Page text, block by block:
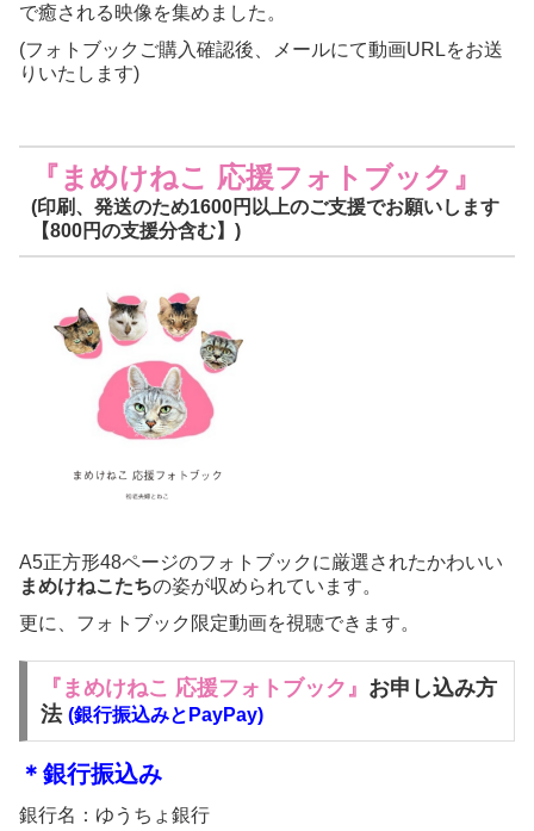
で癒される映像を集めました。
(フォトブックご購入確認後、メールにて動画URLをお送
りいたします)
『まめけねこ 応援フォトブック』
(印刷、発送のため1600円以上のご支援でお願いします
【800円の支援分含む】)
A5正方形48ページのフォトブックに厳選されたかわいい
まめけねこたちの姿が収められています。
更に、フォトブック限定動画を視聴できます。
『まめけねこ 応援フォトブック』 お申し込み方
法 (銀行振込みとPayPay)
＊銀行振込み
銀行名：ゆうちょ銀行